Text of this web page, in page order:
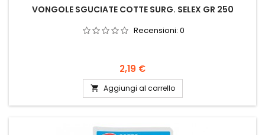
VONGOLE SGUCIATE COTTE SURG. SELEX GR 250
Recensioni: 0
Prezzo
2,19 €
 Aggiungi al carrello